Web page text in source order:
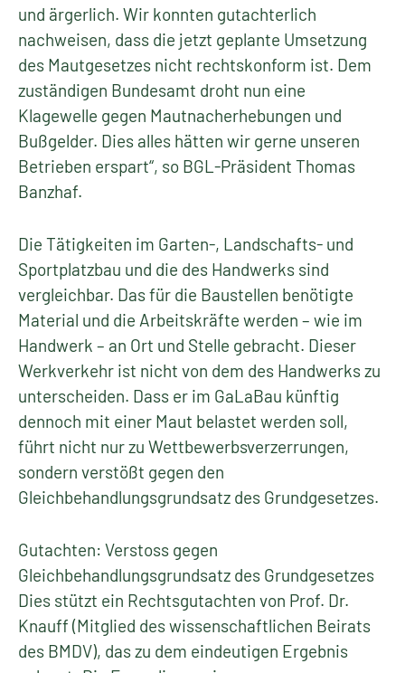
und ärgerlich. Wir konnten gutachterlich
nachweisen, dass die jetzt geplante Umsetzung
des Mautgesetzes nicht rechtskonform ist. Dem
zuständigen Bundesamt droht nun eine
Klagewelle gegen Mautnacherhebungen und
Bußgelder. Dies alles hätten wir gerne unseren
Betrieben erspart“, so BGL-Präsident Thomas
Banzhaf.
Die Tätigkeiten im Garten-, Landschafts- und
Sportplatzbau und die des Handwerks sind
vergleichbar. Das für die Baustellen benötigte
Material und die Arbeitskräfte werden – wie im
Handwerk – an Ort und Stelle gebracht. Dieser
Werkverkehr ist nicht von dem des Handwerks zu
unterscheiden. Dass er im GaLaBau künftig
dennoch mit einer Maut belastet werden soll,
führt nicht nur zu Wettbewerbsverzerrungen,
sondern verstößt gegen den
Gleichbehandlungsgrundsatz des Grundgesetzes.
Gutachten: Verstoss gegen
Gleichbehandlungsgrundsatz des Grundgesetzes
Dies stützt ein Rechtsgutachten von Prof. Dr.
Knauff (Mitglied des wissenschaftlichen Beirats
des BMDV), das zu dem eindeutigen Ergebnis